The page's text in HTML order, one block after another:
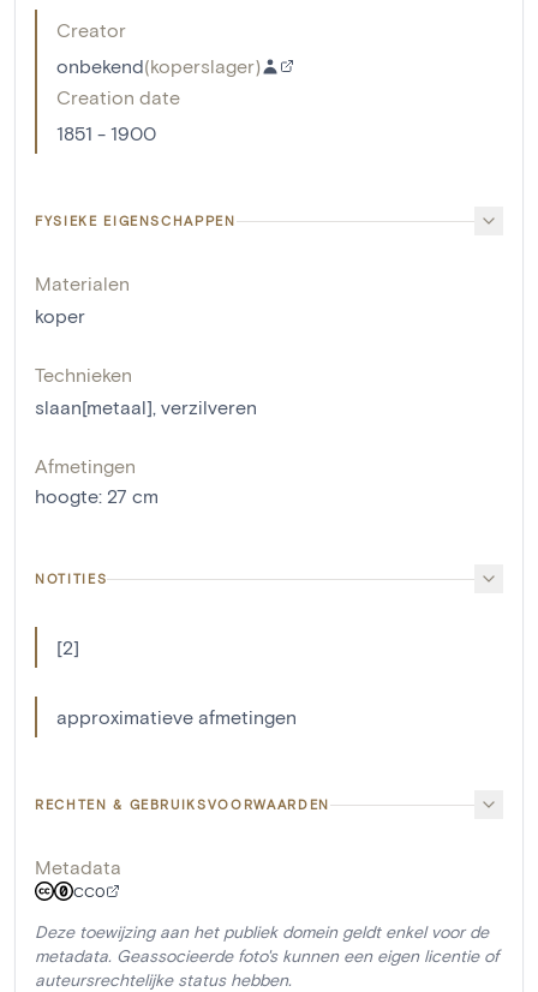
Creator
onbekend(koperslager)
Creation date
1851 - 1900
FYSIEKE EIGENSCHAPPEN
Materialen
koper
Technieken
slaan[metaal], verzilveren
Afmetingen
hoogte: 27 cm
NOTITIES
[2]
approximatieve afmetingen
RECHTEN & GEBRUIKSVOORWAARDEN
Metadata
CC0
Deze toewijzing aan het publiek domein geldt enkel voor de
metadata. Geassocieerde foto's kunnen een eigen licentie of
auteursrechtelijke status hebben.